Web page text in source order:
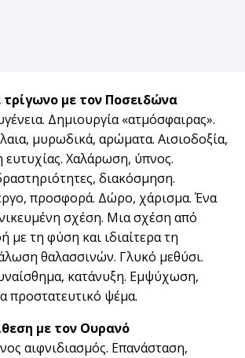
με τον Ποσειδώνα
Δημιουργία «ατμόσφαιρας».
μυρωδικά, αρώματα. Αισιοδοξία,
ευτυχίας. Χαλάρωση, ύπνος.
διακόσμηση.
προσφορά. Δώρο, χάρισμα. Ένα
σχέση. Μια σχέση από
με τη φύση και ιδιαίτερα τη
θαλασσινών. Γλυκό μεθύσι.
κατάνυξη. Εμψύχωση,
προστατευτικό ψέμα.
με τον Ουρανό
αιφνιδιασμός. Επανάσταση,